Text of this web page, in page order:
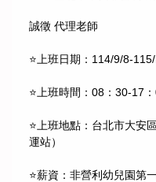
誠徵 代理老師
⭐上班日期：114/9/8-
⭐上班時間：08：30-17
⭐上班地點：台北市大安
運站）
⭐薪資：非營利幼兒園第